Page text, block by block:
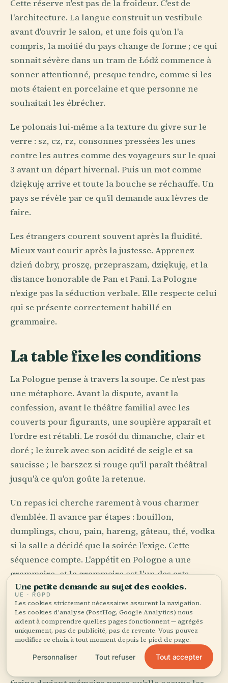
Cette réserve n'est pas de la froideur. C'est de
l'architecture. La langue construit un vestibule
avant d'ouvrir le salon, et une fois qu'on l'a
compris, la moitié du pays change de forme ; ce qui
sonnait sévère dans un tram de Łódź commence à
sonner attentionné, presque tendre, comme si les
mots étaient en porcelaine et que personne ne
souhaitait les ébrécher.
Le polonais lui-même a la texture du givre sur le
verre : sz, cz, rz, consonnes pressées les unes
contre les autres comme des voyageurs sur le quai
3 avant un départ hivernal. Puis un mot comme
dziękuję arrive et toute la bouche se réchauffe. Un
pays se révèle par ce qu'il demande aux lèvres de
faire.
Les étrangers courent souvent après la fluidité.
Mieux vaut courir après la justesse. Apprenez
dzień dobry, proszę, przepraszam, dziękuję, et la
distance honorable de Pan et Pani. La Pologne
n'exige pas la séduction verbale. Elle respecte celui
qui se présente correctement habillé en
grammaire.
La table fixe les conditions
La Pologne pense à travers la soupe. Ce n'est pas
une métaphore. Avant la dispute, avant la
confession, avant le théâtre familial avec les
couverts pour figurants, une soupière apparaît et
l'ordre est rétabli. Le rosół du dimanche, clair et
doré ; le żurek avec son acidité de seigle et sa
saucisse ; le barszcz si rouge qu'il paraît théâtral
jusqu'à ce qu'on goûte la retenue.
Un repas ici cherche rarement à vous charmer
d'emblée. Il avance par étapes : bouillon,
dumplings, chou, pain, hareng, gâteau, thé, vodka
si la salle a décidé que la soirée l'exige. Cette
séquence compte. L'appétit en Pologne a une
grammaire, et la grammaire est l'un des arts
nationaux.
Ce qui me frappe, c'est le sérieux accordé à la pâte.
Les pierogi à Cracovie, les uszka à Noël, les
naleśniki dans la rotation domestique, le
makowiec roulé aux graines de pavot jusqu'à
ressembler à un secret emballé pour l'hiver. La
Une petite demande au sujet des cookies.
UE · RGPD
Les cookies strictement nécessaires assurent la navigation.
Les cookies d'analyse (PostHog, Google Analytics) nous
aident à comprendre quelles pages fonctionnent — agrégés
uniquement, pas de publicité, pas de revente. Vous pouvez
modifier ce choix à tout moment depuis le pied de page.
Personnaliser Tout refuser Tout accepter